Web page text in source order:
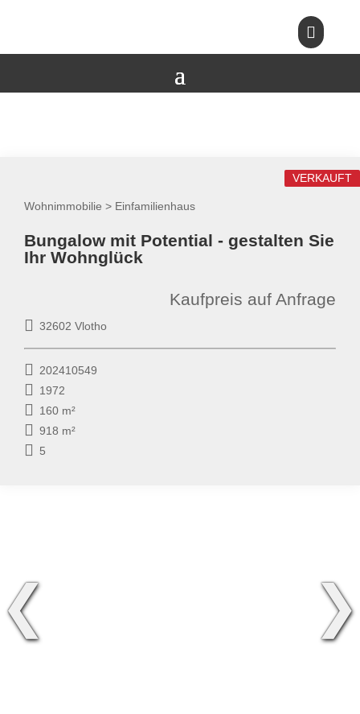

Wohnimmobilie > Einfamilienhaus
VERKAUFT
Bungalow mit Potential - gestalten Sie
Ihr Wohnglück
32602 Vlotho
Kaufpreis auf Anfrage
202410549
1972
160 m²
918 m²
5
❮ ❯